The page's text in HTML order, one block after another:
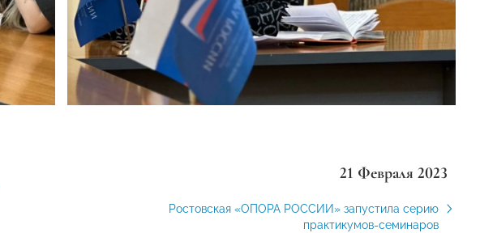
21 Февраля 2023
Ростовская «ОПОРА РОССИИ» запустила серию
практикумов-семинаров